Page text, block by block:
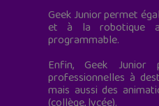
Geek Junior permet
et à la robotique
programmable.
Enfin, Geek Junior
professionnelles à
mais aussi des